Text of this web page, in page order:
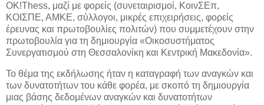
OK!Thess, μαζί με φορείς (συνεταιρισμοί, ΚοινΣΕπ,
ΚΟΙΣΠΕ, ΑΜΚΕ, σύλλογοι, μικρές επιχειρήσεις, φορείς
έρευνας και πρωτοβουλίες πολιτών) που συμμετέχουν στην
πρωτοβουλία για τη δημιουργία «Οικοσυστήματος
Συνεργατισμού στη Θεσσαλονίκη και Κεντρική Μακεδονία».
Το θέμα της εκδήλωσης ήταν η καταγραφή των αναγκών και
των δυνατοτήτων του κάθε φορέα, με σκοπό τη δημιουργία
μιας βάσης δεδομένων αναγκών και δυνατοτήτων